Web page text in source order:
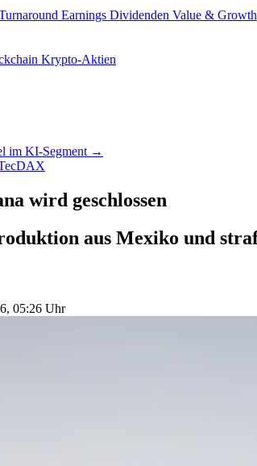
Earnings Dividenden Value & Growth
Krypto-Aktien
im KI-Segment →
wird geschlossen
aus Mexiko und
05:26 Uhr